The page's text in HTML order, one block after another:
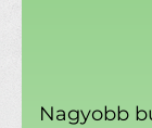
Nagyobb